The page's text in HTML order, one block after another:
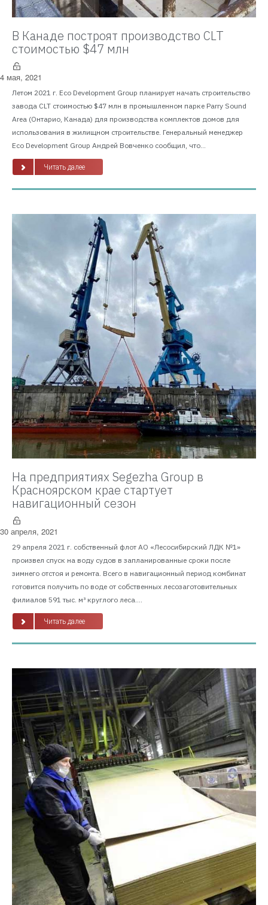
В Канаде построят производство CLT
стоимостью $47 млн
4 мая, 2021
Летом 2021 г. Eco Development Group планирует начать строительство
завода CLT стоимостью $47 млн в промышленном парке Parry Sound
Area (Онтарио, Канада) для производства комплектов домов для
использования в жилищном строительстве. Генеральный менеджер
Eco Development Group Андрей Вовченко сообщил, что...
Читать далее
На предприятиях Segezha Group в
Красноярском крае стартует
навигационный сезон
30 апреля, 2021
29 апреля 2021 г. собственный флот АО «Лесосибирский ЛДК №1»
произвел спуск на воду судов в запланированные сроки после
зимнего отстоя и ремонта. Всего в навигационный период комбинат
готовится получить по воде от собственных лесозаготовительных
филиалов 591 тыс. м³ круглого леса....
Читать далее